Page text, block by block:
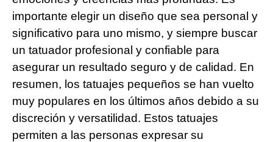
importante elegir un diseño que sea personal y
significativo para uno mismo, y siempre buscar
un tatuador profesional y confiable para
asegurar un resultado seguro y de calidad. En
resumen, los tatuajes pequeños se han vuelto
muy populares en los últimos años debido a su
discreción y versatilidad. Estos tatuajes
permiten a las personas expresar su